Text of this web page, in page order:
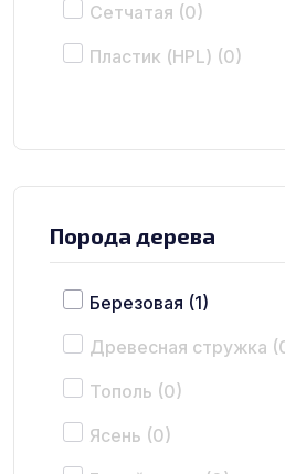
Сетчатая (0)
Пластик (HPL) (0)
Порода дерева
Березовая (1)
Древесная стружка
Тополь (0)
Ясень (0)